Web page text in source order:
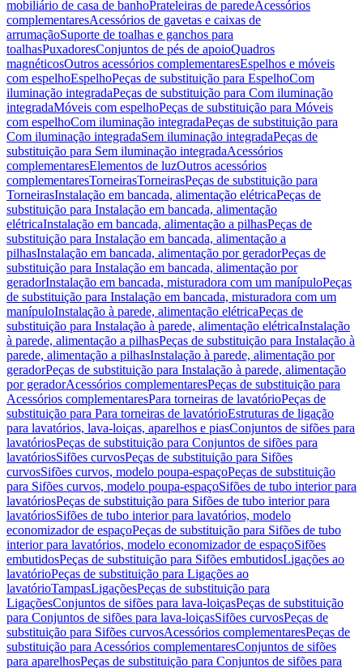
mobiliário de casa de banhoPrateleiras de paredeAcessórios
complementaresAcessórios de gavetas e caixas de
arrumaçãoSuporte de toalhas e ganchos para
toalhasPuxadoresConjuntos de pés de apoioQuadros
magnéticosOutros acessórios complementaresEspelhos e móveis
com espelhoEspelhoPeças de substituição para EspelhoCom
iluminação integradaPeças de substituição para Com iluminação
integradaMóveis com espelhoPeças de substituição para Móveis
com espelhoCom iluminação integradaPeças de substituição para
Com iluminação integradaSem iluminação integradaPeças de
substituição para Sem iluminação integradaAcessórios
complementaresElementos de luzOutros acessórios
complementaresTorneirasTorneirasPeças de substituição para
TorneirasInstalação em bancada, alimentação elétricaPeças de
substituição para Instalação em bancada, alimentação
elétricaInstalação em bancada, alimentação a pilhasPeças de
substituição para Instalação em bancada, alimentação a
pilhasInstalação em bancada, alimentação por geradorPeças de
substituição para Instalação em bancada, alimentação por
geradorInstalação em bancada, misturadora com um manípuloPeças
de substituição para Instalação em bancada, misturadora com um
manípuloInstalação à parede, alimentação elétricaPeças de
substituição para Instalação à parede, alimentação elétricaInstalação
à parede, alimentação a pilhasPeças de substituição para Instalação à
parede, alimentação a pilhasInstalação à parede, alimentação por
geradorPeças de substituição para Instalação à parede, alimentação
por geradorAcessórios complementaresPeças de substituição para
Acessórios complementaresPara torneiras de lavatórioPeças de
substituição para Para torneiras de lavatórioEstruturas de ligação
para lavatórios, lava-loiças, aparelhos e piasConjuntos de sifões para
lavatóriosPeças de substituição para Conjuntos de sifões para
lavatóriosSifões curvosPeças de substituição para Sifões
curvosSifões curvos, modelo poupa-espaçoPeças de substituição
para Sifões curvos, modelo poupa-espaçoSifões de tubo interior para
lavatóriosPeças de substituição para Sifões de tubo interior para
lavatóriosSifões de tubo interior para lavatórios, modelo
economizador de espaçoPeças de substituição para Sifões de tubo
interior para lavatórios, modelo economizador de espaçoSifões
embutidosPeças de substituição para Sifões embutidosLigações ao
lavatórioPeças de substituição para Ligações ao
lavatórioTampasLigaçõesPeças de substituição para
LigaçõesConjuntos de sifões para lava-loiçasPeças de substituição
para Conjuntos de sifões para lava-loiçasSifões curvosPeças de
substituição para Sifões curvosAcessórios complementaresPeças de
substituição para Acessórios complementaresConjuntos de sifões
para aparelhosPeças de substituição para Conjuntos de sifões para